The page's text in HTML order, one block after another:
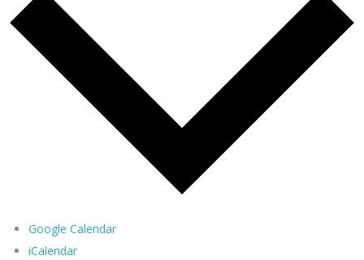
Google Calendar
iCalendar